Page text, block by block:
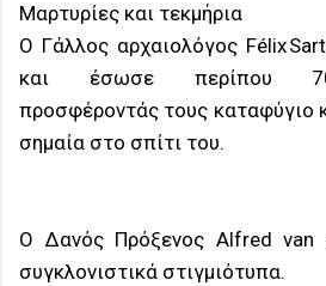
Μαρτυρίες και τεκμήρια
Ο Γάλλος αρχαιολόγος Félix
και έσωσε περίπου
προσφέροντάς τους καταφύγιο
σημαία στο σπίτι του.
Ο Δανός Πρόξενος Alfred van
συγκλονιστικά στιγμιότυπα.